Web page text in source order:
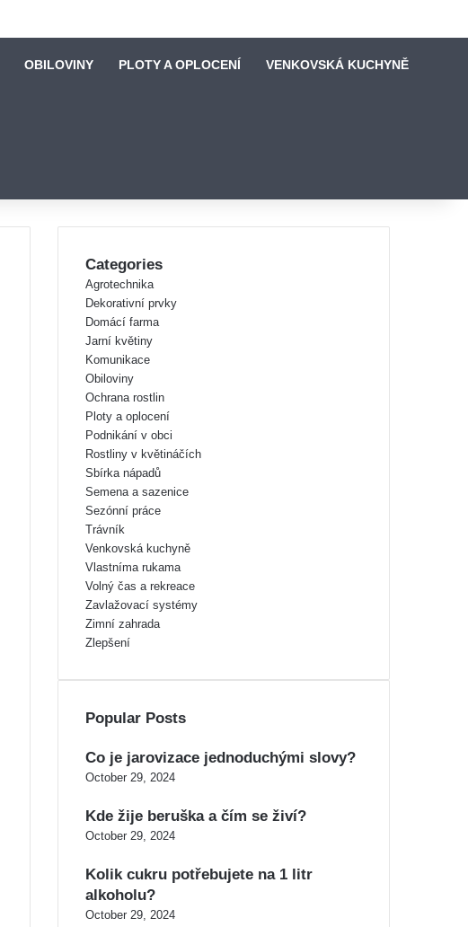
OBILOVINY PLOTY A OPLOCENÍ VENKOVSKÁ KUCHYNĚ
Categories
Agrotechnika
Dekorativní prvky
Domácí farma
Jarní květiny
Komunikace
Obiloviny
Ochrana rostlin
Ploty a oplocení
Podnikání v obci
Rostliny v květináčích
Sbírka nápadů
Semena a sazenice
Sezónní práce
Trávník
Venkovská kuchyně
Vlastníma rukama
Volný čas a rekreace
Zavlažovací systémy
Zimní zahrada
Zlepšení
Popular Posts
Co je jarovizace jednoduchými slovy?
October 29, 2024
Kde žije beruška a čím se živí?
October 29, 2024
Kolik cukru potřebujete na 1 litr
alkoholu?
October 29, 2024